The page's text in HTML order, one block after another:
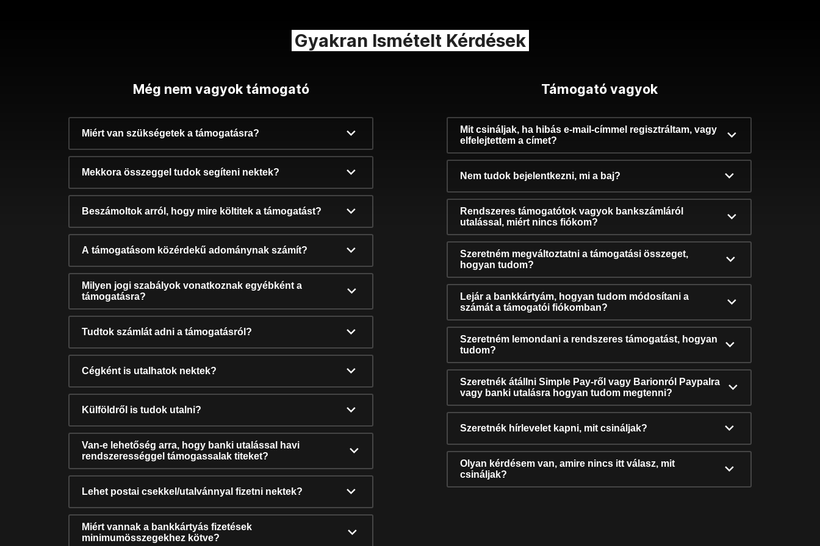
Gyakran Ismételt Kérdések
Még nem vagyok támogató
Miért van szükségetek a támogatásra?
Mekkora összeggel tudok segíteni nektek?
Beszámoltok arról, hogy mire költitek a támogatást?
A támogatásom közérdekű adománynak számít?
Milyen jogi szabályok vonatkoznak egyébként a
támogatásra?
Tudtok számlát adni a támogatásról?
Cégként is utalhatok nektek?
Külföldről is tudok utalni?
Van-e lehetőség arra, hogy banki utalással havi
rendszerességgel támogassalak titeket?
Lehet postai csekkel/utalvánnyal fizetni nektek?
Miért vannak a bankkártyás fizetések
minimumösszegekhez kötve?
Támogató vagyok
Mit csináljak, ha hibás e-mail-címmel regisztráltam, vagy
elfelejtettem a címet?
Nem tudok bejelentkezni, mi a baj?
Rendszeres támogatótok vagyok bankszámláról
utalással, miért nincs fiókom?
Szeretném megváltoztatni a támogatási összeget,
hogyan tudom?
Lejár a bankkártyám, hogyan tudom módosítani a
számát a támogatói fiókomban?
Szeretném lemondani a rendszeres támogatást, hogyan
tudom?
Szeretnék átállni Simple Pay-ről vagy Barionról Paypalra
vagy banki utalásra hogyan tudom megtenni?
Szeretnék hírlevelet kapni, mit csináljak?
Olyan kérdésem van, amire nincs itt válasz, mit
csináljak?